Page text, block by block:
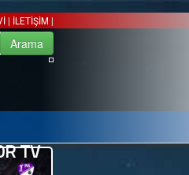
| İLETİŞİM |
TV